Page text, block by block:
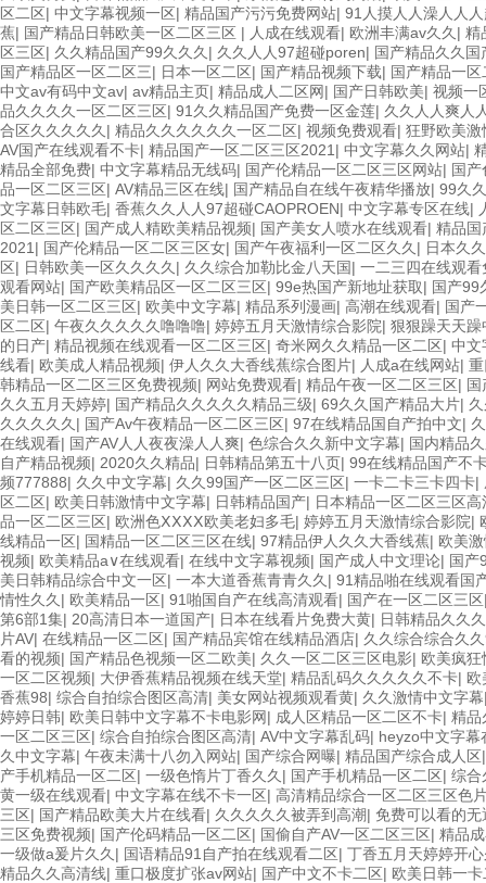
区二区| 中文字幕视频一区| 精品国产污污免费网站| 91人摸人人澡人人
蕉| 国产精品日韩欧美一区二区三区 | 人成在线观看| 欧洲丰满av久久 | 精
区三区| 久久精品国产99久久久 | 久久人人97超碰poren| 国产精品久久国
国产精品区一区二区三| 日本一区二区| 国产精品视频下载| 国产精品一
中文av有码中文av| av精品主页| 精品成人二区网| 国产日韩欧美| 视频一
品久久久久一区二区三区| 91久久精品国产免费一区金莲| 久久人人爽人
合区久久久久久 | 精品久久久久久久一区二区| 视频免费观看| 狂野欧美激
AV国产在线观看不卡| 精品国产一区二区三区2021 | 中文字幕久久网站|
精品全部免费| 中文字幕精品无线码| 国产伦精品一区二区三区网站| 国
品一区二区三区| AV精品三区在线| 国产精品自在线午夜精华播放| 99久
文字幕日韩欧毛| 香蕉久久人人97超碰CAOPROEN| 中文字幕专区在线|
区二区三区| 国产成人精欧美精品视频| 国产美女人喷水在线观看| 精品国
2021 | 国产伦精品一区二区三区女| 国产午夜福利一区二区久久 | 日本久
区| 日韩欧美一区久久久久 | 久久综合加勒比金八天国| 一二三四在线观
观看网站| 国产欧美精品区一区二区三区| 99e热国产新地址获取| 国产99
美日韩一区二区三区| 欧美中文字幕| 精品系列漫画| 高潮在线观看| 国产
区二区| 午夜久久久久久噜噜噜| 婷婷五月天激情综合影院| 狠狠躁天天
的日产| 精品视频在线观看一区二区三区| 奇米网久久精品一区二区| 中文
线看| 欧美成人精品视频| 伊人久久大香线蕉综合图片| 人成a在线网站|
韩精品一区二区三区免费视频| 网站免费观看| 精品午夜一区二区三区|
久久五月天婷婷| 国产精品久久久久久精品三级| 69久久国产精品大片|
久久久久久 | 国产Av午夜精品一区二区三区| 97在线精品国自产拍中文|
在线观看| 国产AV人人夜夜澡人人爽| 色综合久久新中文字幕| 国内精品
自产精品视频| 2020久久精品| 日韩精品第五十八页| 99在线精品国产不
频777888| 久久中文字幕| 久久99国产一区二区三区| 一卡二卡三卡四卡|
区二区| 欧美日韩激情中文字幕| 日韩精品国产| 日本精品一区二区三区高
品一区二区三区| 欧洲色ⅩⅩⅩⅩ欧美老妇多毛| 婷婷五月天激情综合影院|
线精品一区| 国精品一区二区三区在线| 97精品伊人久久大香线蕉| 欧美
视频| 欧美精品a∨在线观看| 在线中文字幕视频| 国产成人中文理论| 国产
美日韩精品综合中文一区| 一本大道香蕉青青久久 | 91精品啪在线观看国
情性久久 | 欧美精品一区| 91啪国自产在线高清观看| 国产在一区二区三区
第6部1集| 20高清日本一道国产| 日本在线看片免费大黄| 日韩精品久久
片AV| 在线精品一区二区| 国产精品宾馆在线精品酒店| 久久综合综合久
看的视频| 国产精品色视频一区二欧美| 久久一区二区三区电影| 欧美疯
一区二区视频| 大伊香蕉精品视频在线天堂| 精品乱码久久久久久不卡| 欧
香蕉98| 综合自拍综合图区高清| 美女网站视频观看黄| 久久激情中文字幕
婷婷日韩| 欧美日韩中文字幕不卡电影网| 成人区精品一区二区不卡| 精品
一区二区三区| 综合自拍综合图区高清| AV中文字幕乱码| heyzo中文字幕
久中文字幕| 午夜未满十八勿入网站| 国产综合网曝| 精品国产综合成人区
产手机精品一区二区| 一级色惰片丁香久久 | 国产手机精品一区二区| 综合
黄一级在线观看| 中文字幕在线不卡一区| 高清精品综合一区二区三区色
三区| 国产精品欧美大片在线看| 久久久久久被弄到高潮| 免费可以看的无
三区免费视频| 国产伦码精品一区二区| 国偷自产AV一区二区三区| 精品
一级做a爰片久久 | 国语精品91自产拍在线观看二区| 丁香五月天婷婷开
精品久久高清线| 重口极度扩张av网站| 国产中文不卡二区| 欧美日韩一